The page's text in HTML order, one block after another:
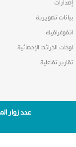
إصدارات
بيانات تصويرية
انفوغرافيك
لوحات الخرائط الإحصائية
تقارير تفاعلية
عدد زوار الموقع: